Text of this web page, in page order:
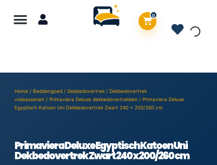
0
Home / Beddengoed / Dekbedovertrek / Dekbedovertrek
volwassenen / Primaviera Deluxe dekbedovertrekken / Primaviera Deluxe
Egyptisch Katoen Uni Dekbedovertrek Zwart 240 x 200/260 cm
Primaviera Deluxe Egyptisch Katoen Uni
Dekbedovertrek Zwart 240 x 200/260 cm